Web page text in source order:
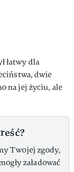
łatwy dla
dwie
na jej życiu, ale
Twojej zgody,
załadować